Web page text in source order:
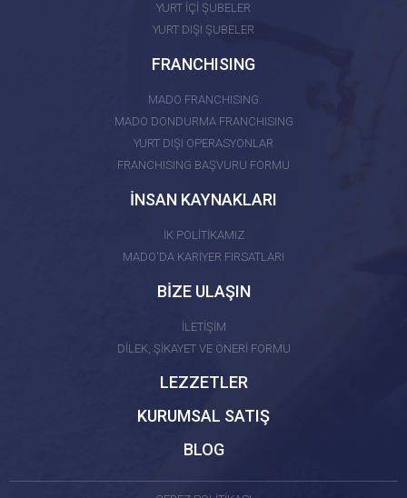
YURT İÇİ ŞUBELER
YURT DIŞI ŞUBELER
FRANCHISING
MADO FRANCHISING
MADO DONDURMA FRANCHISING
YURT DIŞI OPERASYONLAR
FRANCHISING BAŞVURU FORMU
İNSAN KAYNAKLARI
İK POLİTİKAMIZ
MADO'DA KARİYER FIRSATLARI
BİZE ULAŞIN
İLETİŞİM
DİLEK, ŞİKAYET VE ÖNERİ FORMU
LEZZETLER
KURUMSAL SATIŞ
BLOG